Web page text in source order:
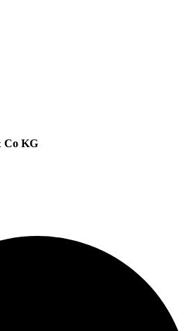
Co KG